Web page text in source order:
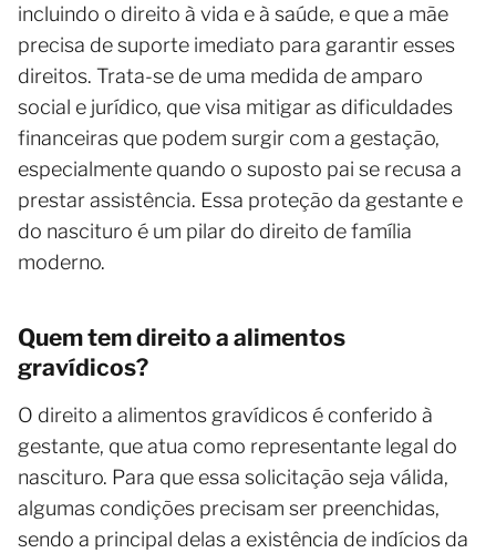
incluindo o direito à vida e à saúde, e que a mãe
precisa de suporte imediato para garantir esses
direitos. Trata-se de uma medida de amparo
social e jurídico, que visa mitigar as dificuldades
financeiras que podem surgir com a gestação,
especialmente quando o suposto pai se recusa a
prestar assistência. Essa proteção da gestante e
do nascituro é um pilar do direito de família
moderno.
Quem tem direito a alimentos
gravídicos?
O direito a alimentos gravídicos é conferido à
gestante, que atua como representante legal do
nascituro. Para que essa solicitação seja válida,
algumas condições precisam ser preenchidas,
sendo a principal delas a existência de indícios da